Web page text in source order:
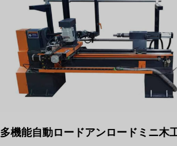
多機能自動ロードアンロードミニ木